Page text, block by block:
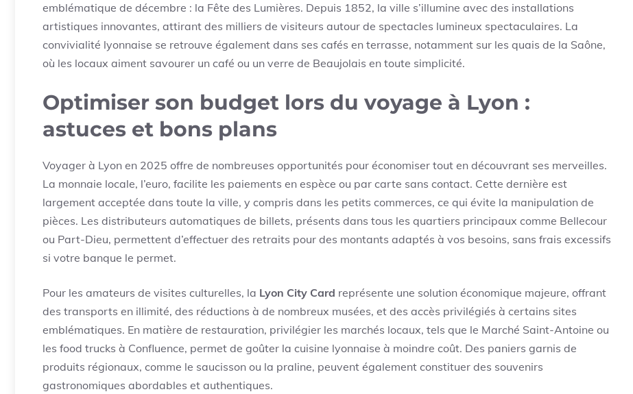
emblématique de décembre : la Fête des Lumières. Depuis 1852, la ville s’illumine avec des installations
artistiques innovantes, attirant des milliers de visiteurs autour de spectacles lumineux spectaculaires. La
convivialité lyonnaise se retrouve également dans ses cafés en terrasse, notamment sur les quais de la Saône,
où les locaux aiment savourer un café ou un verre de Beaujolais en toute simplicité.
Optimiser son budget lors du voyage à Lyon :
astuces et bons plans
Voyager à Lyon en 2025 offre de nombreuses opportunités pour économiser tout en découvrant ses merveilles.
La monnaie locale, l’euro, facilite les paiements en espèce ou par carte sans contact. Cette dernière est
largement acceptée dans toute la ville, y compris dans les petits commerces, ce qui évite la manipulation de
pièces. Les distributeurs automatiques de billets, présents dans tous les quartiers principaux comme Bellecour
ou Part-Dieu, permettent d’effectuer des retraits pour des montants adaptés à vos besoins, sans frais excessifs
si votre banque le permet.
Pour les amateurs de visites culturelles, la Lyon City Card représente une solution économique majeure, offrant
des transports en illimité, des réductions à de nombreux musées, et des accès privilégiés à certains sites
emblématiques. En matière de restauration, privilégier les marchés locaux, tels que le Marché Saint-Antoine ou
les food trucks à Confluence, permet de goûter la cuisine lyonnaise à moindre coût. Des paniers garnis de
produits régionaux, comme le saucisson ou la praline, peuvent également constituer des souvenirs
gastronomiques abordables et authentiques.